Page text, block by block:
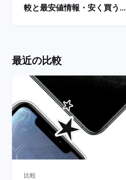
較と最安値情報・安く買う方
最近の比較
比較